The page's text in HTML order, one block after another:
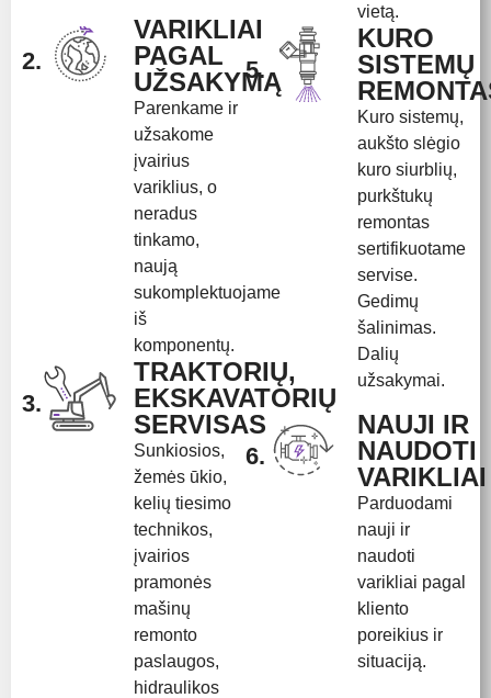
2.
VARIKLIAI
PAGAL
UŽSAKYMĄ
Parenkame ir
užsakome
įvairius
variklius, o
neradus
tinkamo,
naują
sukomplektuojame
iš
komponentų.
3.
TRAKTORIŲ,
EKSKAVATORIŲ
SERVISAS
Sunkiosios,
žemės ūkio,
kelių tiesimo
technikos,
įvairios
pramonės
mašinų
remonto
paslaugos,
hidraulikos
vietą.
5.
KURO
SISTEMŲ
Kuro sistemų,
aukšto slėgio
kuro siurblių,
purkštukų
remontas
sertifikuotame
servise.
Gedimų
šalinimas.
Dalių
užsakymai.
6.
NAUJI IR
NAUDOTI
VARIKLIAI
Parduodami
nauji ir
naudoti
varikliai pagal
kliento
poreikius ir
situaciją.